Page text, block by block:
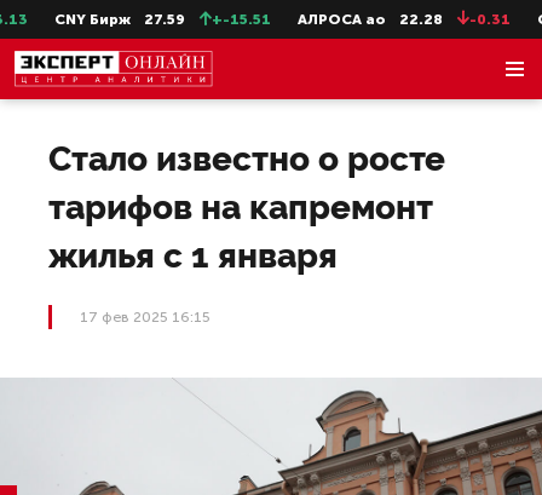
CNY Бирж 27.59 +-15.51 АЛРОСА ао 22.28 -0.31
Стало известно о росте
тарифов на капремонт
жилья с 1 января
17 фев 2025 16:15